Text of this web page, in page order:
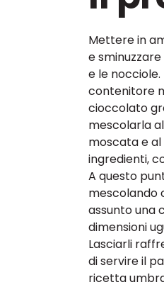
Mettere in
e
e le
contenitore
cioccolato
mescolarla
moscata e al
ingredienti,
A questo
mescolando
assunto una
dimensioni
Lasciarli
di servire il
ricetta